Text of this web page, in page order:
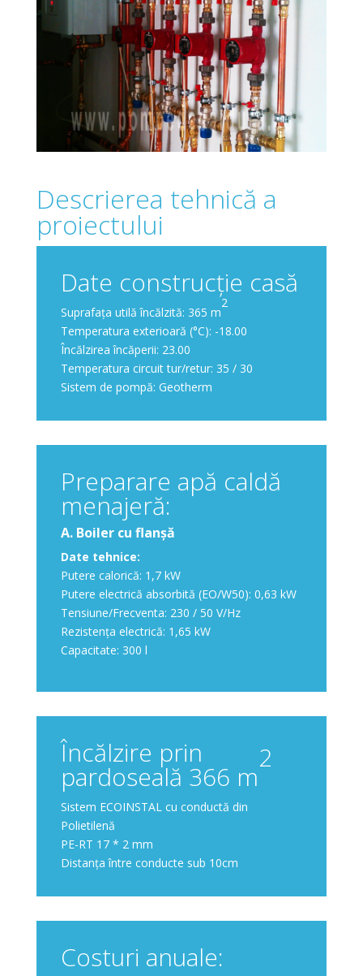
Descrierea tehnică a
proiectului
Date construcție casă
Suprafața utilă încălzită: 365 m
2
Temperatura exterioară (°C): -18.00
Încălzirea încăperii: 23.00
Temperatura circuit tur/retur: 35 / 30
Sistem de pompă: Geotherm
Preparare apă caldă
menajeră:
A. Boiler cu flanșă
Date tehnice:
Putere calorică: 1,7 kW
Putere electrică absorbită (EO/W50): 0,63 kW
Tensiune/Frecventa: 230 / 50 V/Hz
Rezistența electrică: 1,65 kW
Capacitate: 300 l
Încălzire prin
pardoseală 366 m
2
Sistem ECOINSTAL cu conductă din
Polietilenă
PE-RT 17 * 2 mm
Distanța între conducte sub 10cm
Costuri anuale: